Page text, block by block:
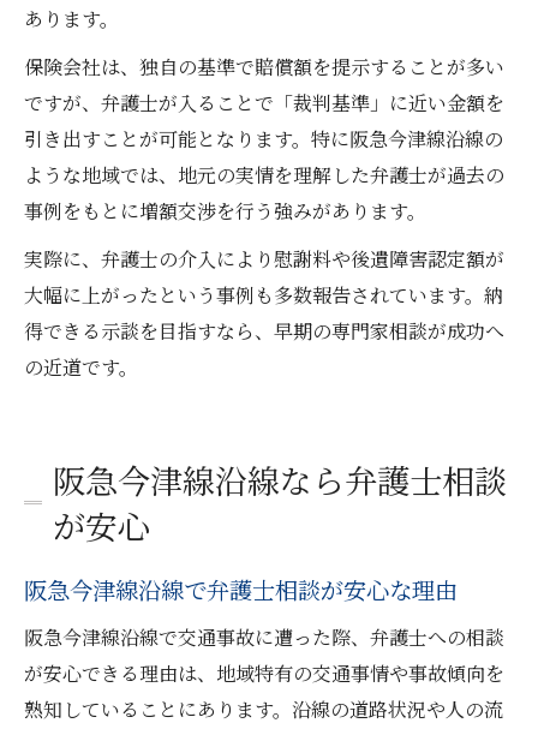
あります。
保険会社は、独自の基準で賠償額を提示することが多い
ですが、弁護士が入ることで「裁判基準」に近い金額を
引き出すことが可能となります。特に阪急今津線沿線の
ような地域では、地元の実情を理解した弁護士が過去の
事例をもとに増額交渉を行う強みがあります。
実際に、弁護士の介入により慰謝料や後遺障害認定額が
大幅に上がったという事例も多数報告されています。納
得できる示談を目指すなら、早期の専門家相談が成功へ
の近道です。
阪急今津線沿線なら弁護士相談
が安心
阪急今津線沿線で弁護士相談が安心な理由
阪急今津線沿線で交通事故に遭った際、弁護士への相談
が安心できる理由は、地域特有の交通事情や事故傾向を
熟知していることにあります。沿線の道路状況や人の流